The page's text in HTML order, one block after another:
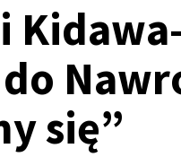
się”